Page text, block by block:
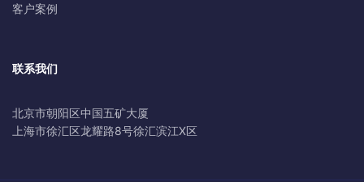
客户案例
联系我们
北京市朝阳区中国五矿大厦
上海市徐汇区龙耀路8号徐汇滨江X区